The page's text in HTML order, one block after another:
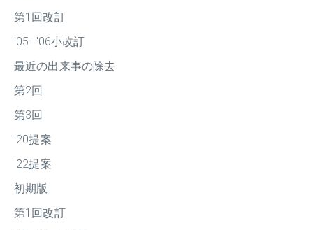
第1回改訂
'05–'06小改訂
最近の出来事の除去
第2回
第3回
'20提案
'22提案
初期版
第1回改訂